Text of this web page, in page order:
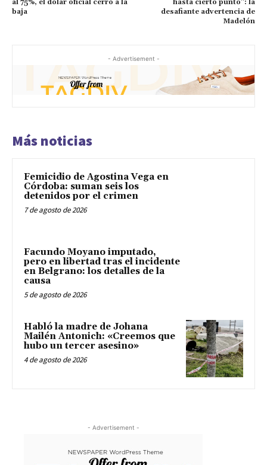
al 75%, el dólar oficial cerró a la
baja
hasta cierto punto”: la
desafiante advertencia de
Madelón
- Advertisement -
Más noticias
Femicidio de Agostina Vega en
Córdoba: suman seis los
detenidos por el crimen
7 de agosto de 2026
Facundo Moyano imputado,
pero en libertad tras el incidente
en Belgrano: los detalles de la
causa
5 de agosto de 2026
Habló la madre de Johana
Mailén Antonich: «Creemos que
hubo un tercer asesino»
4 de agosto de 2026
- Advertisement -